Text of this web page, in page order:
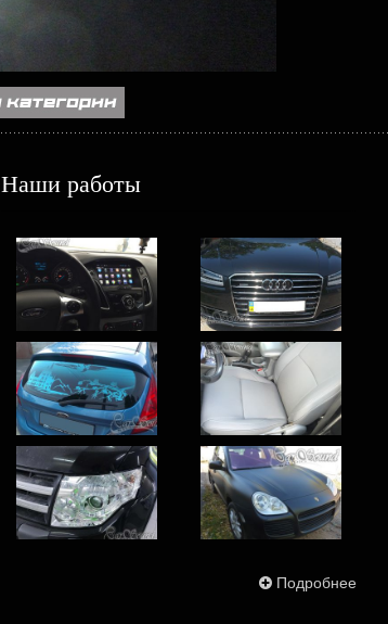
Наши работы
Подробнее